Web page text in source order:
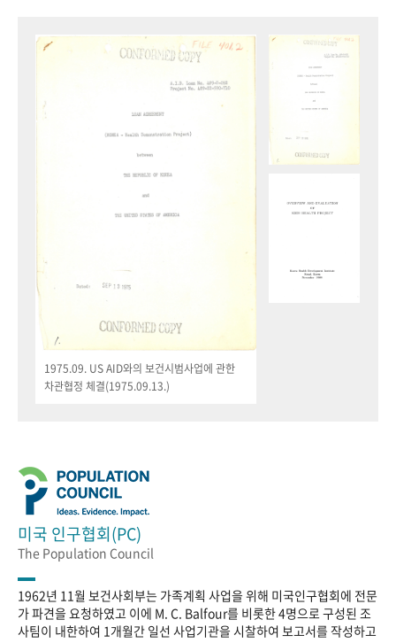
1975.09. US AID와의 보건시범사업에 관한
차관협정 체결(1975.09.13.)
미국 인구협회(PC)
The Population Council
1962년 11월 보건사회부는 가족계획 사업을 위해 미국인구협회에 전문
가 파견을 요청하였고 이에 M. C. Balfour를 비롯한 4명으로 구성된 조
사팀이 내한하여 1개월간 일선 사업기관을 시찰하여 보고서를 작성하고